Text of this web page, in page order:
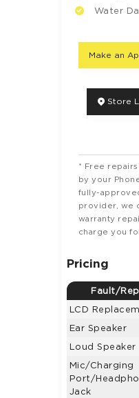
Water
Make an
Store
* Free
by your
fully-
provider, we
warranty
charge you
Pricing
Fault/
LCD
Ear Speaker
Loud Speaker
Mic/Charging
Port/
Jack